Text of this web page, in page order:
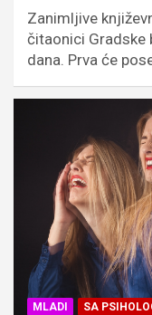
Zanimljive
čitaonici Gradske
dana. Prva će
MLADI SA